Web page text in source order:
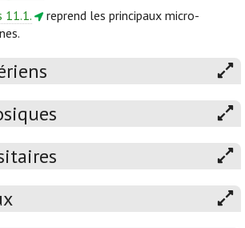
11.1.
reprend les principaux micro-